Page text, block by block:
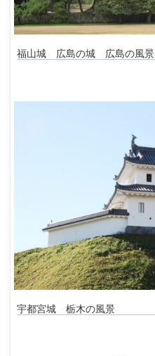
福山城 広島の城 広島の風景
宇都宮城 栃木の風景